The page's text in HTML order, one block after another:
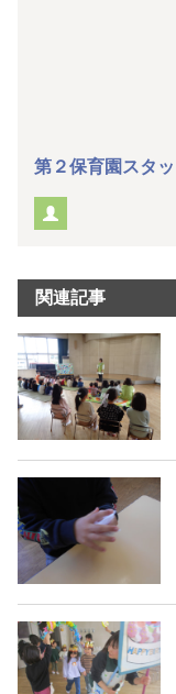
第２保育園スタ
関連記事